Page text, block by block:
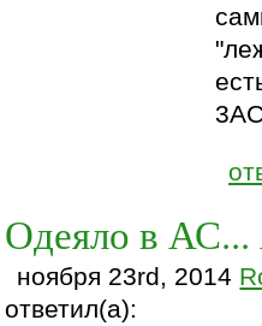
Одеяло в
ноября 23rd, 2014
ответил(а):